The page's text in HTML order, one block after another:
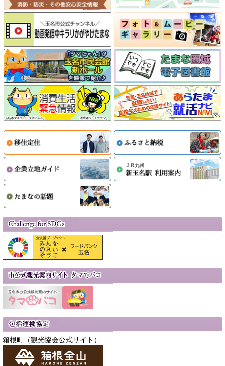
箱根町（観光協会公式サイト）